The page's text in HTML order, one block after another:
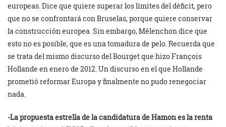
europeas. Dice que quiere superar los límites del déficit, pero
que no se confrontará con Bruselas, porque quiere conservar
la construcción europea. Sin embargo, Mélenchon dice que
esto no es posible, que es una tomadura de pelo. Recuerda que
se trata del mismo discurso del Bourget que hizo François
Hollande en enero de 2012. Un discurso en el que Hollande
prometió reformar Europa y finalmente no pudo renegociar
nada.
-La propuesta estrella de la candidatura de Hamon es la renta